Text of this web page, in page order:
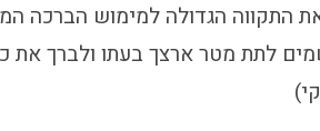
התקווה הגדולה למימוש הברכה
לתת מטר ארצך בעתו ולברך